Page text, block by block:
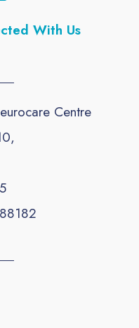
With Us
Centre